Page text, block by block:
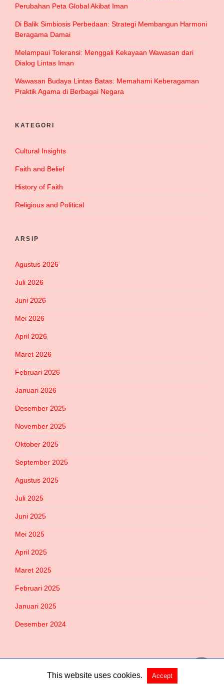
Perubahan Peta Global Akibat Iman
Di Balik Simbiosis Perbedaan: Strategi Membangun Harmoni
Beragama Damai
Melampaui Toleransi: Menggali Kekayaan Wawasan dari
Dialog Lintas Iman
Wawasan Budaya Lintas Batas: Memahami Keberagaman
Praktik Agama di Berbagai Negara
KATEGORI
Cultural Insights
Faith and Belief
History of Faith
Religious and Political
ARSIP
Agustus 2026
Juli 2026
Juni 2026
Mei 2026
April 2026
Maret 2026
Februari 2026
Januari 2026
Desember 2025
November 2025
Oktober 2025
September 2025
Agustus 2025
Juli 2025
Juni 2025
Mei 2025
April 2025
Maret 2025
Februari 2025
Januari 2025
Desember 2024
Copyright @ 2026 Habered All Rights Reserved
This website uses cookies. Accept